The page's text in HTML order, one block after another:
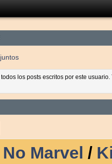
los posts escritos por este
Marvel /